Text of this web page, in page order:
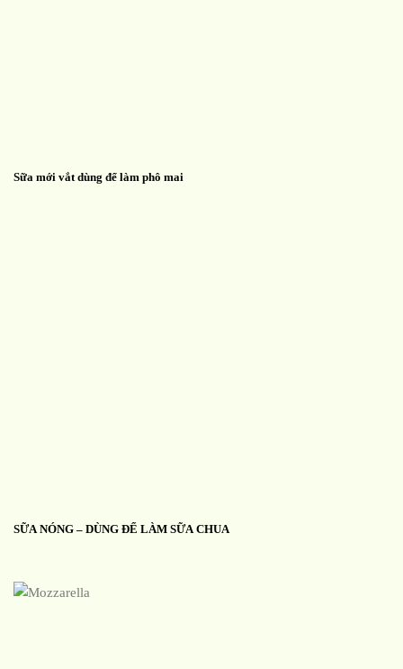
Sữa mới vắt dùng để làm phô mai
SỮA NÓNG – DÙNG ĐỂ LÀM SỮA CHUA